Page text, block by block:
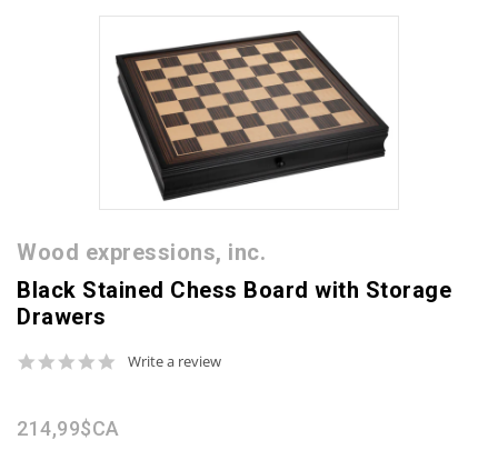
Wood expressions, inc.
Black Stained Chess Board with Storage
Drawers
0.0
Write a review
214,99$CA